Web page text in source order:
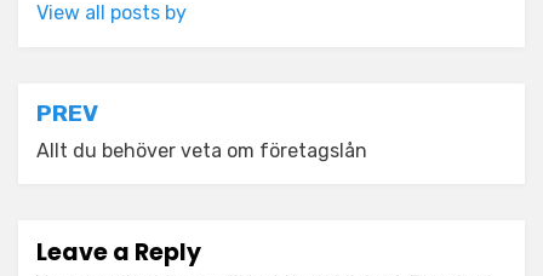
View all posts by
Post
navigation
PREV
Allt du behöver veta om företagslån
Leave a Reply